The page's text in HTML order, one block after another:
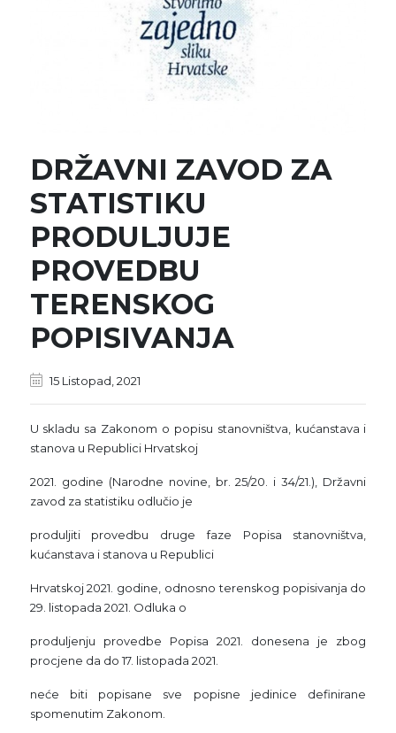
DRŽAVNI ZAVOD ZA
STATISTIKU
PRODULJUJE
PROVEDBU
TERENSKOG
POPISIVANJA
15 Listopad, 2021
U skladu sa Zakonom o popisu stanovništva, kućanstava i
stanova u Republici Hrvatskoj
2021. godine (Narodne novine, br. 25/20. i 34/21.), Državni
zavod za statistiku odlučio je
produljiti provedbu druge faze Popisa stanovništva,
kućanstava i stanova u Republici
Hrvatskoj 2021. godine, odnosno terenskog popisivanja do
29. listopada 2021. Odluka o
produljenju provedbe Popisa 2021. donesena je zbog
procjene da do 17. listopada 2021.
neće biti popisane sve popisne jedinice definirane
spomenutim Zakonom.